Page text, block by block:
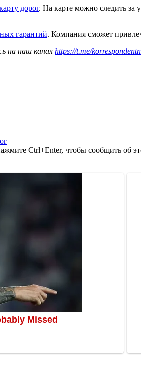
дорог. На карте можно следить за
гарантий. Компания сможет
на наш канал https://t.me/
Ctrl+Enter, чтобы сообщить об